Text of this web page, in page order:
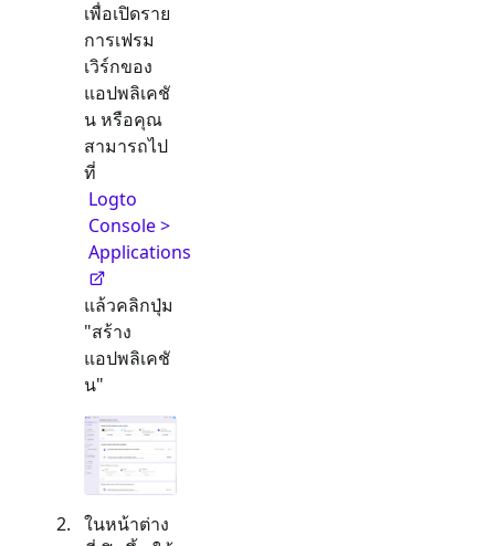
เพื่อเปิดราย
การเฟรม
เวิร์กของ
แอปพลิเคชั
น หรือคุณ
สามารถไป
ที่
Logto
Console >
Applications
แล้วคลิกปุ่ม
"สร้าง
แอปพลิเคชั
น"
ในหน้าต่าง